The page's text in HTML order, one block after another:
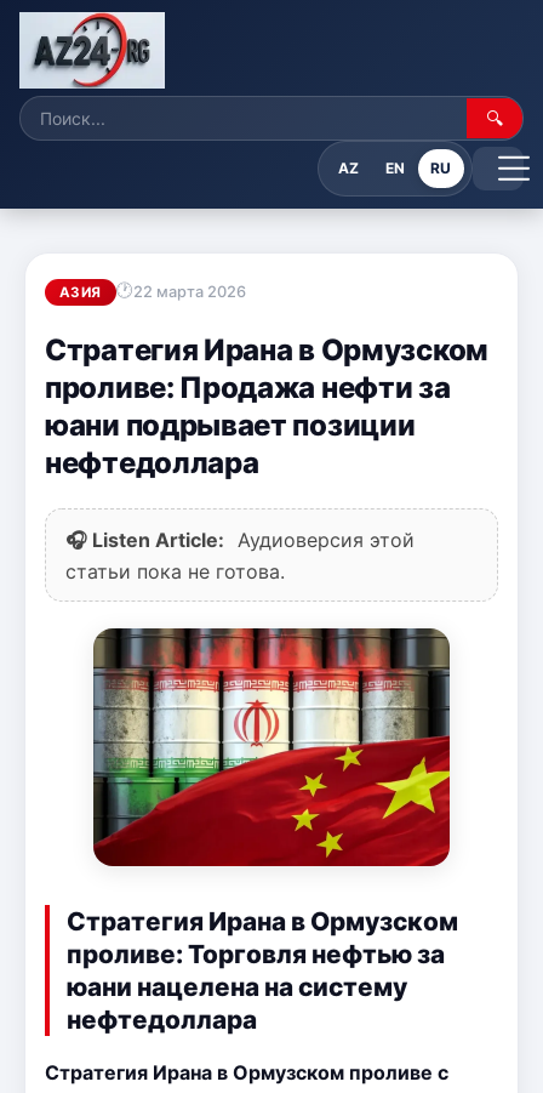
🔍
AZ EN RU
АЗИЯ 22 марта 2026
Стратегия Ирана в Ормузском
проливе: Продажа нефти за
юани подрывает позиции
нефтедоллара
🎧 Listen Article:
Аудиоверсия этой
статьи пока не готова.
Стратегия Ирана в Ормузском
проливе: Торговля нефтью за
юани нацелена на систему
нефтедоллара
Стратегия Ирана в Ормузском проливе с